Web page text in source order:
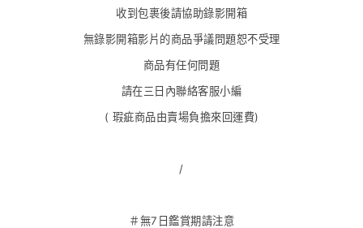
收到包裹後請協助錄影開箱
無錄影開箱影片的商品爭議問題恕不受理
商品有任何問題
請在三日內聯絡客服小編
( 瑕疵商品由賣場負擔來回運費)
/
＃無7日鑑賞期請注意